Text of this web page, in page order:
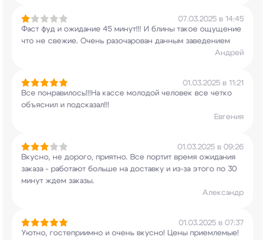
07.03.2025 в 14:45
Фаст фуд и ожидание 45 минут!!! И блины такое ощущение
что не свежие. Очень разочарован данным заведением
Андрей
01.03.2025 в 11:21
Все понравилось!!!На кассе молодой человек все четко
объяснил и подсказал!!!
Евгения
01.03.2025 в 09:26
Вкусно, не дорого, приятно. Все портит время ожидания
заказа - работают больше на доставку и из-за этого по 30
минут ждем заказы.
Александр
01.03.2025 в 07:37
Уютно, гостеприимно и очень вкусно! Цены приемлемые!